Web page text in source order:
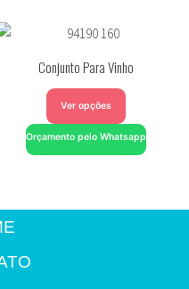
Conjunto Para Vinho
Ver opções
Orçamento pelo Whatsapp